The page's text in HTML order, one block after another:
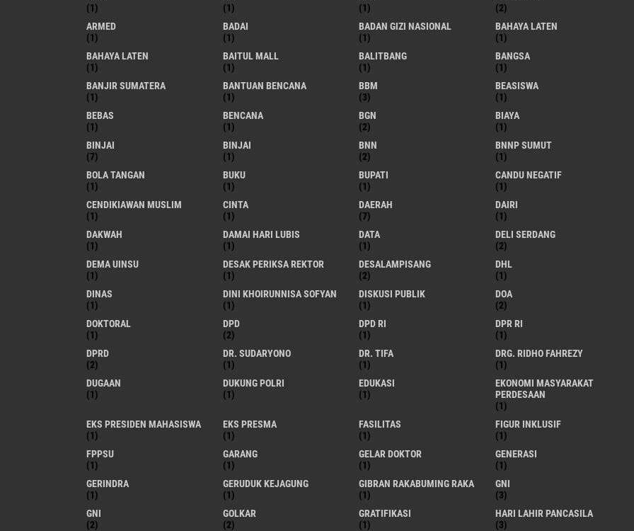
(1)
(1)
(1)
(2)
ARMED
(1)
BADAI
(1)
BADAN GIZI NASIONAL
(1)
BAHAYA LATEN
(1)
BAHAYA LATEN
(1)
BAITUL MALL
(1)
BALITBANG
(1)
BANGSA
(1)
BANJIR SUMATERA
(1)
BANTUAN BENCANA
(1)
BBM
(3)
BEASISWA
(1)
BEBAS
(1)
BENCANA
(1)
BGN
(2)
BIAYA
(1)
BINJAI
(7)
BINJAI
(1)
BNN
(2)
BNNP SUMUT
(1)
BOLA TANGAN
(1)
BUKU
(1)
BUPATI
(1)
CANDU NEGATIF
(1)
CENDIKIAWAN MUSLIM
(1)
CINTA
(1)
DAERAH
(7)
DAIRI
(1)
DAKWAH
(1)
DAMAI HARI LUBIS
(1)
DATA
(1)
DELI SERDANG
(2)
DEMA UINSU
(1)
DESAK PERIKSA REKTOR
(1)
DESALAMPISANG
(2)
DHL
(1)
DINAS
(1)
DINI KHOIRUNNISA SOFYAN
(1)
DISKUSI PUBLIK
(1)
DOA
(2)
DOKTORAL
(1)
DPD
(2)
DPD RI
(1)
DPR RI
(1)
DPRD
(2)
DR. SUDARYONO
(1)
DR. TIFA
(1)
DRG. RIDHO FAHREZY
(1)
DUGAAN
(1)
DUKUNG POLRI
(1)
EDUKASI
(1)
EKONOMI MASYARAKAT
PERDESAAN
(1)
EKS PRESIDEN MAHASISWA
(1)
EKS PRESMA
(1)
FASILITAS
(1)
FIGUR INKLUSIF
(1)
FPPSU
(1)
GARANG
(1)
GELAR DOKTOR
(1)
GENERASI
(1)
GERINDRA
(1)
GERUDUK KEJAGUNG
(1)
GIBRAN RAKABUMING RAKA
(1)
GNI
(3)
GNI
(2)
GOLKAR
(2)
GRATIFIKASI
(1)
HARI LAHIR PANCASILA
(3)